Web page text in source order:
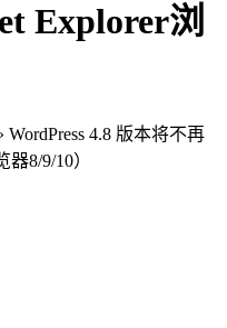
Explorer浏
WordPress 4.8 版本将不再
8/9/10）